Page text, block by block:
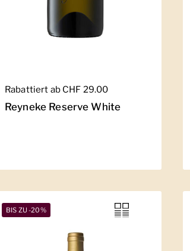
Regulärer Preis
Rabattiert ab CHF 29.00
Reyneke Reserve White
BIS ZU -20%